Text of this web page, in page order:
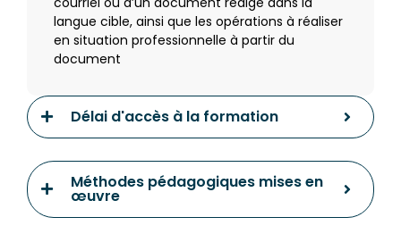
langue cible, ainsi que les opérations à réaliser
en situation professionnelle à partir du
document
Délai d'accès à la formation
Méthodes pédagogiques mises en
œuvre